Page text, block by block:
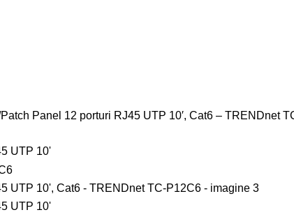
Patch Panel 12 porturi RJ45 UTP 10′, Cat6 – TRENDnet